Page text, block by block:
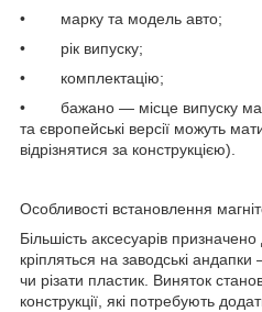
• марку та модель авто;
• рік випуску;
• комплектацію;
• бажано — місце випуску
та європейські версії можуть
відрізнятися за конструкцією).
Особливості встановлення
Більшість аксесуарів
кріпляться на заводські
чи різати пластик. Виняток
конструкції, які потребують